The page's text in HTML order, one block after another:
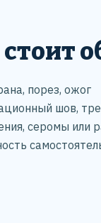
порез, ожог
шов,
серомы или